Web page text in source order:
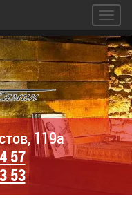
119а
57
53